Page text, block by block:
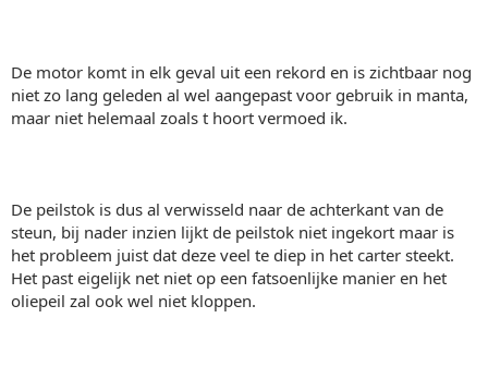
De motor komt in elk geval uit een rekord en is zichtbaar nog
niet zo lang geleden al wel aangepast voor gebruik in manta,
maar niet helemaal zoals t hoort vermoed ik.
De peilstok is dus al verwisseld naar de achterkant van de
steun, bij nader inzien lijkt de peilstok niet ingekort maar is
het probleem juist dat deze veel te diep in het carter steekt.
Het past eigelijk net niet op een fatsoenlijke manier en het
oliepeil zal ook wel niet kloppen.